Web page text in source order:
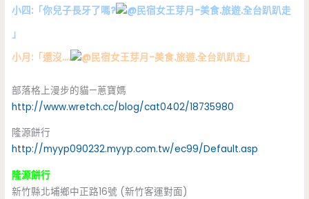
小四:「你兒子長牙了嗎?
」
小月:「還沒….
」
部落格上漫步的貓—蔥寶媽
http://www.wretch.cc/blog/cat0402/18735980
隆源餅行
http://myyp090232.myyp.com.tw/ec99/Default.asp
隆源餅行
新竹縣北埔鄉中正路16號 (新竹客運對面)